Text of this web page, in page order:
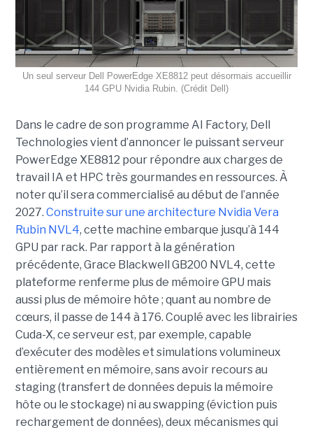
Un seul serveur Dell PowerEdge XE8812 peut désormais accueillir
144 GPU Nvidia Rubin. (Crédit Dell)
Dans le cadre de son programme AI Factory, Dell
Technologies vient d’annoncer le puissant serveur
PowerEdge XE8812 pour répondre aux charges de
travail IA et HPC très gourmandes en ressources. À
noter qu’il sera commercialisé au début de l’année
2027. Construite sur une architecture Nvidia Vera
Rubin NVL4, cette machine embarque jusqu’à 144
GPU par rack. Par rapport à la génération
précédente, Grace Blackwell GB200 NVL4, cette
plateforme renferme plus de mémoire GPU mais
aussi plus de mémoire hôte ; quant au nombre de
cœurs, il passe de 144 à 176. Couplé avec les librairies
Cuda-X, ce serveur est, par exemple, capable
d’exécuter des modèles et simulations volumineux
entièrement en mémoire, sans avoir recours au
staging (transfert de données depuis la mémoire
hôte ou le stockage) ni au swapping (éviction puis
rechargement de données), deux mécanismes qui